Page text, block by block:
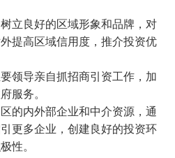
立良好的区域形象和品牌，对
提高区域信用度，推介投资优
领导亲自抓招商引资工作，加
服务。
的内外部企业和中介资源，通
更多企业，创建良好的投资环
性。